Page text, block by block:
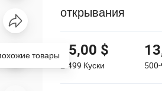
открывания
15,00 $
2-499 Куски